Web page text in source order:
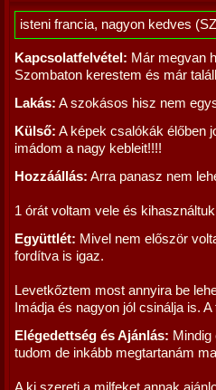
isteni francia, nagyon kedves
Kapcsolatfelvétel: Már megvan
Szombaton kerestem és már
Lakás: A szokásos hisz nem
Külső: A képek csalókák élőben
imádom a nagy kebleit!!!!
Hozzáállás: Arra panasz nem
1 órát voltam vele és
Együttlét: Mivel nem először
fordítva is igaz.
Levetkőztem most annyira be
Imádja és nagyon jól csinálja is.
Elégedettség és Ajánlás:
tudom de inkább megtartanám